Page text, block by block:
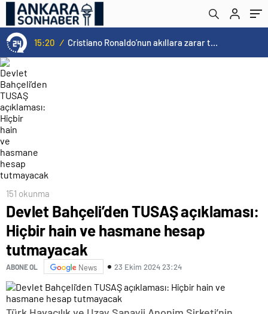
15:20 / Cristiano Ronaldo’nun akıllara zarar tüm kariyerinin istatistiğini çıkardık !
151 okunma
Devlet Bahçeli’den TUSAŞ açıklaması:
Hiçbir hain ve hasmane hesap
tutmayacak
ABONE OL News 23 Ekim 2024 23:24